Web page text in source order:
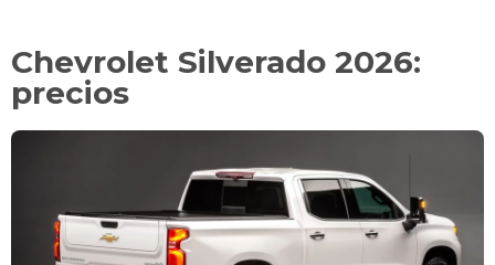
Chevrolet Silverado 2026:
precios